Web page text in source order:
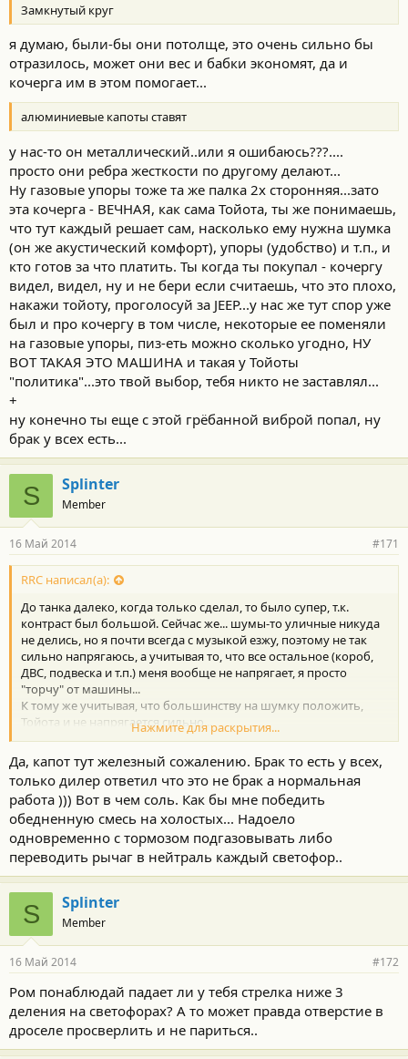
Замкнутый круг
я думаю, были-бы они потолще, это очень сильно бы
отразилось, может они вес и бабки экономят, да и
кочерга им в этом помогает...
алюминиевые капоты ставят
у нас-то он металлический..или я ошибаюсь???....
просто они ребра жесткости по другому делают...
Ну газовые упоры тоже та же палка 2х сторонняя...зато
эта кочерга - ВЕЧНАЯ, как сама Тойота, ты же понимаешь,
что тут каждый решает сам, насколько ему нужна шумка
(он же акустический комфорт), упоры (удобство) и т.п., и
кто готов за что платить. Ты когда ты покупал - кочергу
видел, видел, ну и не бери если считаешь, что это плохо,
накажи тойоту, проголосуй за JEEP...у нас же тут спор уже
был и про кочергу в том числе, некоторые ее поменяли
на газовые упоры, пиз-еть можно сколько угодно, НУ
ВОТ ТАКАЯ ЭТО МАШИНА и такая у Тойоты
"политика"...это твой выбор, тебя никто не заставлял...
+
ну конечно ты еще с этой грёбанной виброй попал, ну
брак у всех есть...
S Splinter
Member
16 Май 2014 #171
RRC написал(а):
До танка далеко, когда только сделал, то было супер, т.к.
контраст был большой. Сейчас же... шумы-то уличные никуда
не делись, но я почти всегда с музыкой езжу, поэтому не так
сильно напрягаюсь, а учитывая то, что все остальное (короб,
ДВС, подвеска и т.п.) меня вообще не напрягает, я просто
"торчу" от машины...
К тому же учитывая, что большинству на шумку положить,
Тойота и не напрягается сильно...
я думаю, были-бы они потолще, это очень сильно бы
отразилось, может они вес и бабки экономят, да и кочерга им в
этом помогает...
у нас-то он металлический..или я ошибаюсь???....
просто они ребра жесткости по другому делают...
Ну газовые упоры тоже та же палка 2х сторонняя...зато эта
кочерга - ВЕЧНАЯ, как сама Тойота, ты же понимаешь, что тут
каждый решает сам, насколько ему нужна шумка (он же
акустический комфорт), упоры (удобство) и т.п., и кто готов за
что платить. Ты когда ты покупал - кочергу видел, видел, ну и
не бери если считаешь, что это плохо, накажи тойоту,
проголосуй за JEEP...у нас же тут спор уже был и про кочергу в
том числе, некоторые ее поменяли на газовые упоры, пиз-еть
можно сколько угодно, НУ ВОТ ТАКАЯ ЭТО МАШИНА и такая у
Тойоты "политика"...это твой выбор, тебя никто не заставлял...
+
ну конечно ты еще с этой грёбанной виброй попал, ну брак у
всех есть...
Нажмите для раскрытия...
Да, капот тут железный сожалению. Брак то есть у всех,
только дилер ответил что это не брак а нормальная
работа ))) Вот в чем соль. Как бы мне победить
обедненную смесь на холостых... Надоело
одновременно с тормозом подгазовывать либо
переводить рычаг в нейтраль каждый светофор..
S Splinter
Member
16 Май 2014 #172
Ром понаблюдай падает ли у тебя стрелка ниже 3
деления на светофорах? А то может правда отверстие в
дроселе просверлить и не париться..